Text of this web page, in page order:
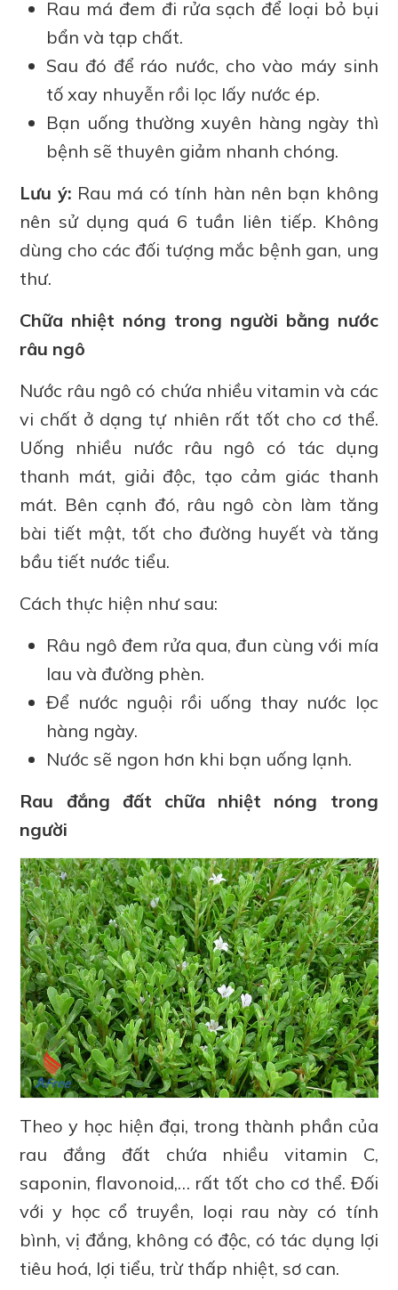
Rau má đem đi rửa sạch để loại bỏ bụi
bẩn và tạp chất.
Sau đó để ráo nước, cho vào máy sinh
tố xay nhuyễn rồi lọc lấy nước ép.
Bạn uống thường xuyên hàng ngày thì
bệnh sẽ thuyên giảm nhanh chóng.
Lưu ý: Rau má có tính hàn nên bạn không
nên sử dụng quá 6 tuần liên tiếp. Không
dùng cho các đối tượng mắc bệnh gan, ung
thư.
Chữa nhiệt nóng trong người bằng nước
râu ngô
Nước râu ngô có chứa nhiều vitamin và các
vi chất ở dạng tự nhiên rất tốt cho cơ thể.
Uống nhiều nước râu ngô có tác dụng
thanh mát, giải độc, tạo cảm giác thanh
mát. Bên cạnh đó, râu ngô còn làm tăng
bài tiết mật, tốt cho đường huyết và tăng
bầu tiết nước tiểu.
Cách thực hiện như sau:
Râu ngô đem rửa qua, đun cùng với mía
lau và đường phèn.
Để nước nguội rồi uống thay nước lọc
hàng ngày.
Nước sẽ ngon hơn khi bạn uống lạnh.
Rau đắng đất chữa nhiệt nóng trong
người
Theo y học hiện đại, trong thành phần của
rau đắng đất chứa nhiều vitamin C,
saponin, flavonoid,… rất tốt cho cơ thể. Đối
với y học cổ truyền, loại rau này có tính
bình, vị đắng, không có độc, có tác dụng lợi
tiêu hoá, lợi tiểu, trừ thấp nhiệt, sơ can.